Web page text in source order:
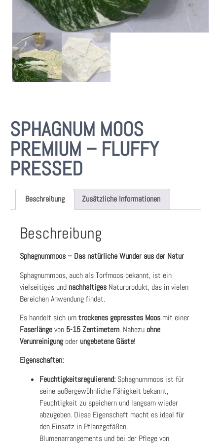
SPHAGNUM MOOS
PREMIUM – FLUFFY
PRESSED
Beschreibung Zusätzliche Informationen
Beschreibung
Sphagnummoos – Das natürliche Wunder aus der Natur
Sphagnummoos, auch als Torfmoos bekannt, ist ein
vielseitiges und nachhaltiges Naturprodukt, das in vielen
Bereichen Anwendung findet.
Es handelt sich umtrockenes gepresstes Moos mit einer
Faserlängevon 5-15 Zentimetern. Nahezu ohne
Verunreinigungoder ungebetene Gäste!
Eigenschaften:
Feuchtigkeitsregulierend: Sphagnummoos ist für
seine außergewöhnliche Fähigkeit bekannt,
Feuchtigkeit zu speichern und langsam wieder
abzugeben. Diese Eigenschaft macht es ideal für
den Einsatz in Pflanzgefäßen,
Blumenarrangements und bei der Pflege von